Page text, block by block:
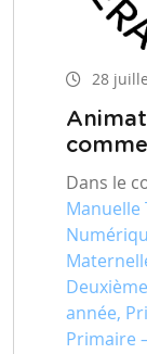
28
Dans le
Manuelle
année,
Primaire